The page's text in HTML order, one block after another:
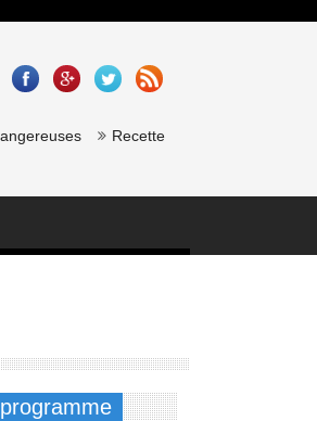
Recette saumon gravlax de chef